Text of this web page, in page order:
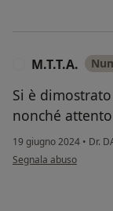
M.T.T.A.
Si è
nonché
19 giugno 2024 • Dr.
secondo l'opinione
Segnala abuso